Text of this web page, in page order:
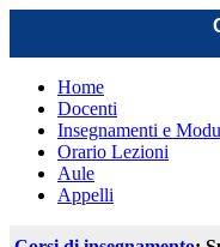
Home
Docenti
Insegnamenti e
Orario Lezioni
Aule
Appelli